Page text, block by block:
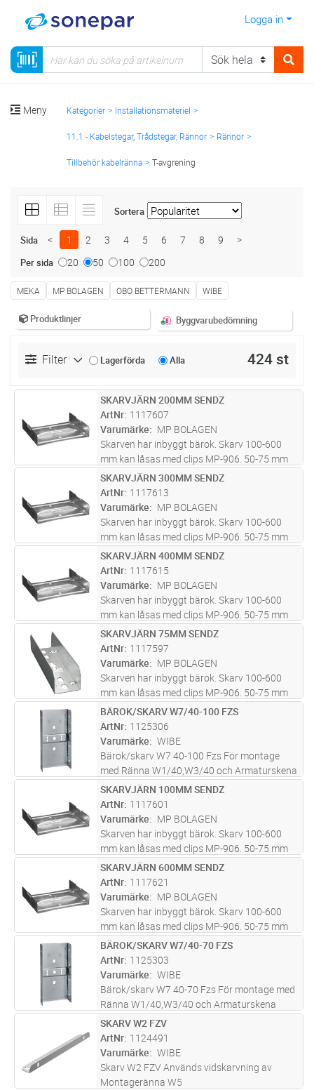
Logga in
Meny Kategorier Installationsmateriel
11.1 - Kabelstegar, Trådstegar, Rännor Rännor
Tillbehör kabelränna T-avgrening
Sortera
Sida < 1 2 3 4 5 6 7 8 9 >
Per sida 20 50 100 200
MEKA MP BOLAGEN OBO BETTERMANN WIBE
Produktlinjer Byggvarubedömning
Filter Lagerförda Alla 424 st
ST Lägg i kundvagn
SKARVJÄRN 200MM SENDZ
ArtNr 1117607
Varumärke
MP BOLAGEN
Skarven har inbyggt bärok. Skarv 100-600
mm kan låsas med clips MP-906. 50-75 mm
har inbyggda friktionslås. Maxlast för bäroket
i skarven = 150 kg vid jämnt fördelad last.
Brottlast: = 1,7 ggr max...läs mer
ST Lägg i kundvagn
SKARVJÄRN 300MM SENDZ
ArtNr 1117613
Varumärke
MP BOLAGEN
Skarven har inbyggt bärok. Skarv 100-600
mm kan låsas med clips MP-906. 50-75 mm
har inbyggda friktionslås. Maxlast för bäroket
i skarven = 150 kg vid jämnt fördelad last.
Brottlast: = 1,7 ggr max...läs mer
ST Lägg i kundvagn
SKARVJÄRN 400MM SENDZ
ArtNr 1117615
Varumärke
MP BOLAGEN
Skarven har inbyggt bärok. Skarv 100-600
mm kan låsas med clips MP-906. 50-75 mm
har inbyggda friktionslås. Maxlast för bäroket
i skarven = 150 kg vid jämnt fördelad last.
Brottlast: = 1,7 ggr max...läs mer
ST Lägg i kundvagn
SKARVJÄRN 75MM SENDZ
ArtNr 1117597
Varumärke
MP BOLAGEN
Skarven har inbyggt bärok. Skarv 100-600
mm kan låsas med clips MP-906. 50-75 mm
har inbyggda friktionslås. Maxlast för bäroket
i skarven = 150 kg vid jämnt fördelad last.
Brottlast: = 1,7 ggr max
ST Lägg i kundvagn
BÄROK/SKARV W7/40-100 FZS
ArtNr 1125306
Varumärke
WIBE
Bärok/skarv W7 40-100 Fzs För montage
med Ränna W1/40,W3/40 och Armaturskena
W70, används vid skarvning och som bärok
ST Lägg i kundvagn
SKARVJÄRN 100MM SENDZ
ArtNr 1117601
Varumärke
MP BOLAGEN
Skarven har inbyggt bärok. Skarv 100-600
mm kan låsas med clips MP-906. 50-75 mm
har inbyggda friktionslås. Maxlast för bäroket
i skarven = 150 kg vid jämnt fördelad last.
Brottlast: = 1,7 ggr max...läs mer
ST Lägg i kundvagn
SKARVJÄRN 600MM SENDZ
ArtNr 1117621
Varumärke
MP BOLAGEN
Skarven har inbyggt bärok. Skarv 100-600
mm kan låsas med clips MP-906. 50-75 mm
har inbyggda friktionslås. Maxlast för bäroket
i skarven = 150 kg vid jämnt fördelad last.
Brottlast: = 1,7 ggr max
ST Lägg i kundvagn
BÄROK/SKARV W7/40-70 FZS
ArtNr 1125303
Varumärke
WIBE
Bärok/skarv W7 40-70 Fzs För montage med
Ränna W1/40,W3/40 och Armaturskena
W70, används vid skarvning och som bärok
ST Lägg i kundvagn
SKARV W2 FZV
ArtNr 1124491
Varumärke
WIBE
Skarv W2 FZV Används vidskarvning av
Montageränna W5